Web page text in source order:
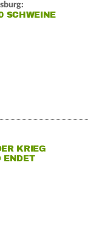
SCHWEINE
KRIEG
ENDET